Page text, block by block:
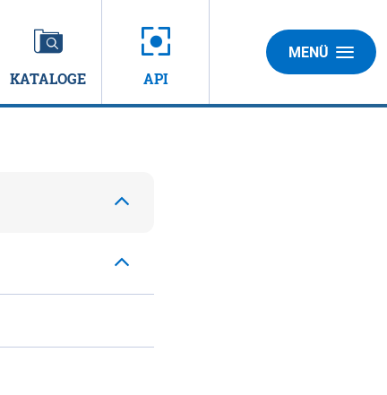
KATALOGE API
MENÜ